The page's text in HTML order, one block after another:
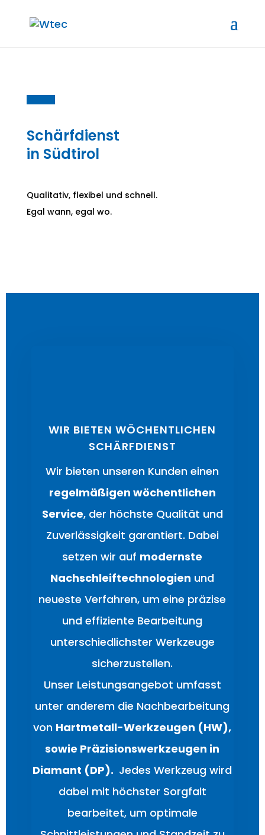
Schärfdienst
in Südtirol
Qualitativ, flexibel und schnell.
Egal wann, egal wo.
WIR BIETEN WÖCHENTLICHEN
SCHÄRFDIENST
Wir bieten unseren Kunden einen
regelmäßigen wöchentlichen
Service, der höchste Qualität und
Zuverlässigkeit garantiert. Dabei
setzen wir auf modernste
Nachschleiftechnologien und
neueste Verfahren, um eine präzise
und effiziente Bearbeitung
unterschiedlichster Werkzeuge
sicherzustellen.
Unser Leistungsangebot umfasst
unter anderem die Nachbearbeitung
von Hartmetall-Werkzeugen (HW),
sowie Präzisionswerkzeugen in
Diamant (DP). Jedes Werkzeug wird
dabei mit höchster Sorgfalt
bearbeitet, um optimale